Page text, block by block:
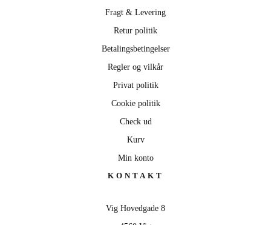
Fragt & Levering
Retur politik
Betalingsbetingelser
Regler og vilkår
Privat politik
Cookie politik
Check ud
Kurv
Min konto
KONTAKT
Vig Hovedgade 8